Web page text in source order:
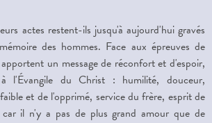
actes restent-ils jusqu'à aujourd'hui gravés
des hommes. Face aux épreuves de
un message de réconfort et d'espoir,
l'Évangile du Christ : humilité, douceur,
et de l'opprimé, service du frère, esprit de
il n'y a pas de plus grand amour que de